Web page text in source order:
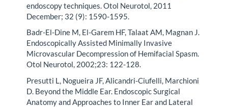
endoscopy techniques. Otol Neurotol, 2011
December; 32 (9): 1590-1595.
Badr-El-Dine M, El-Garem HF, Talaat AM, Magnan J.
Endoscopically Assisted Minimally Invasive
Microvascular Decompression of Hemifacial Spasm.
Otol Neurotol, 2002;23: 122-128.
Presutti L, Nogueira JF, Alicandri-Ciufelli, Marchioni
D. Beyond the Middle Ear. Endoscopic Surgical
Anatomy and Approaches to Inner Ear and Lateral